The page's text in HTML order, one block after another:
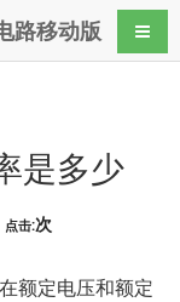
路移动版 导航
是多少
点击:次
额定电压和额定